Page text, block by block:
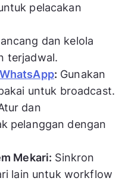
pelacakan
dan kelola
terjadwal.
: Gunakan
untuk broadcast.
dan
pelanggan dengan
Mekari: Sinkron
lain untuk workflow